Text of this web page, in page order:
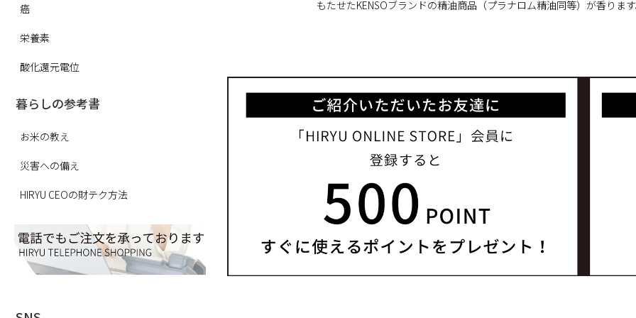
癌
栄養素
酸化還元電位
暮らしの参考書
お米の教え
災害への備え
HIRYU CEOの財テク方法
もたせたKENSOブランドの精油商品（プラナロム精油同等）が香りま